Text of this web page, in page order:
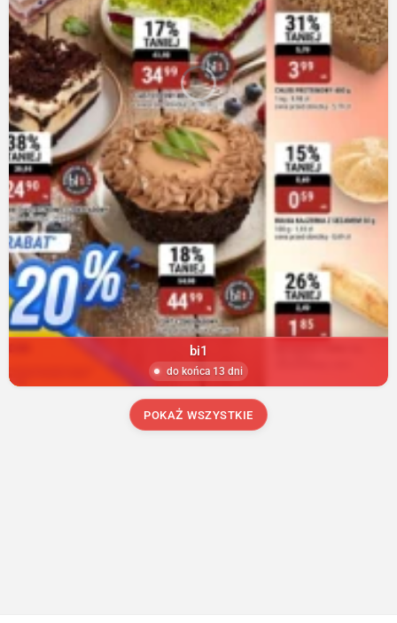
bi1
do końca 13 dni
POKAŻ WSZYSTKIE